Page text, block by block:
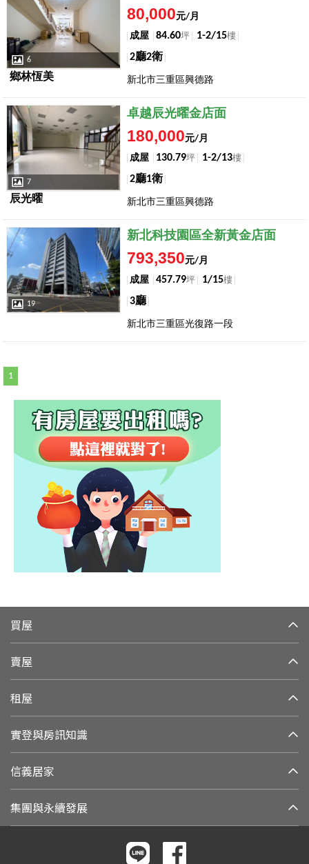
6
鄉林恆美
80,000元/月
成屋
84.60坪 1-2/15樓
2廳2衛
新北市三重區興德路
店長推薦
7
辰光曜
卓越辰光曜金店面
180,000元/月
成屋
130.79坪 1-2/13樓
2廳1衛
新北市三重區興德路
店長推薦
19
新北科技園區全新黃金店面
793,350元/月
成屋
457.79坪 1/15樓
3廳
新北市三重區光復路一段
1
買屋
賣屋
租屋
實登與房訊知識
信義居家
集團與永續發展